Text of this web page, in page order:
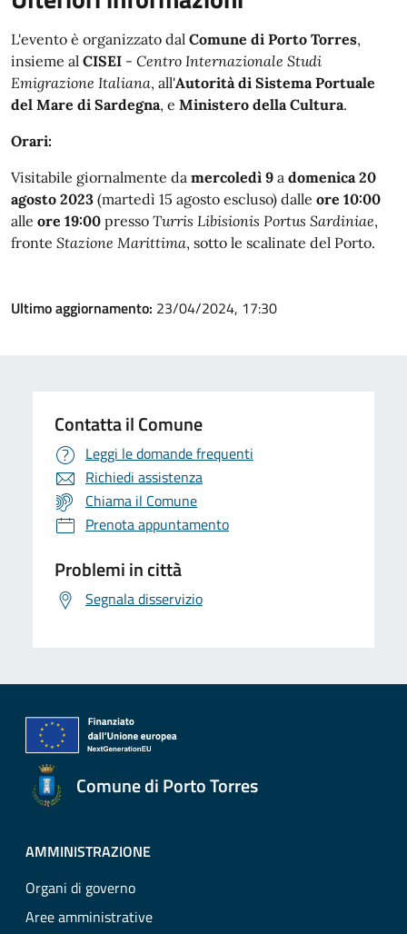
L'evento è organizzato dal Comune di Porto Torres,
insieme al CISEI - Centro Internazionale Studi
Emigrazione Italiana, all'Autorità di Sistema Portuale
del Mare di Sardegna, e Ministero della Cultura.
Orari:
Visitabile giornalmente da mercoledì 9 a domenica 20
agosto 2023 (martedì 15 agosto escluso) dalle ore 10:00
alle ore 19:00 presso Turris Libisionis Portus Sardiniae,
fronte Stazione Marittima, sotto le scalinate del Porto.
Ultimo aggiornamento: 23/04/2024, 17:30
Contatta il Comune
Leggi le domande frequenti
Richiedi assistenza
Chiama il Comune
Prenota appuntamento
Problemi in città
Segnala disservizio
Comune di Porto Torres
AMMINISTRAZIONE
Organi di governo
Aree amministrative